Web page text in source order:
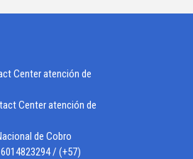
Center atención de
Center atención de
de Cobro
/ (+57)